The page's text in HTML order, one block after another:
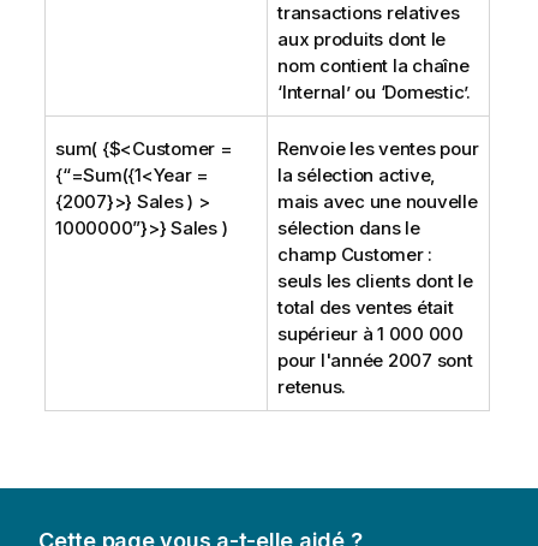
transactions relatives
aux produits dont le
nom contient la chaîne
‘Internal’ ou ‘Domestic’.
sum( {$<Customer =
{“=Sum({1<Year =
{2007}>} Sales ) >
1000000”}>} Sales )
Renvoie les ventes pour
la sélection active,
mais avec une nouvelle
sélection dans le
champ Customer:
seuls les clients dont le
total des ventes était
supérieur à 1 000 000
pour l'année 2007 sont
retenus.
Cette page vous a-t-elle aidé ?